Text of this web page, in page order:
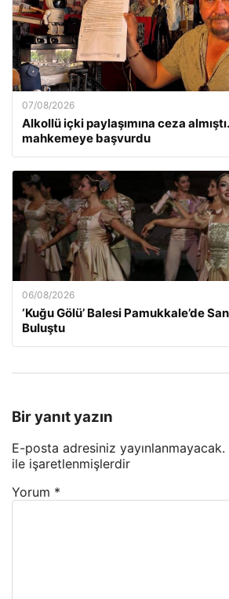
07/08/2026
Alkollü içki paylaşımına ceza
mahkemeye başvurdu
06/08/2026
‘Kuğu Gölü’ Balesi Pamukkale’de
Buluştu
Bir yanıt yazın
E-posta adresiniz yayınlanmayacak.
ile işaretlenmişlerdir
Yorum *